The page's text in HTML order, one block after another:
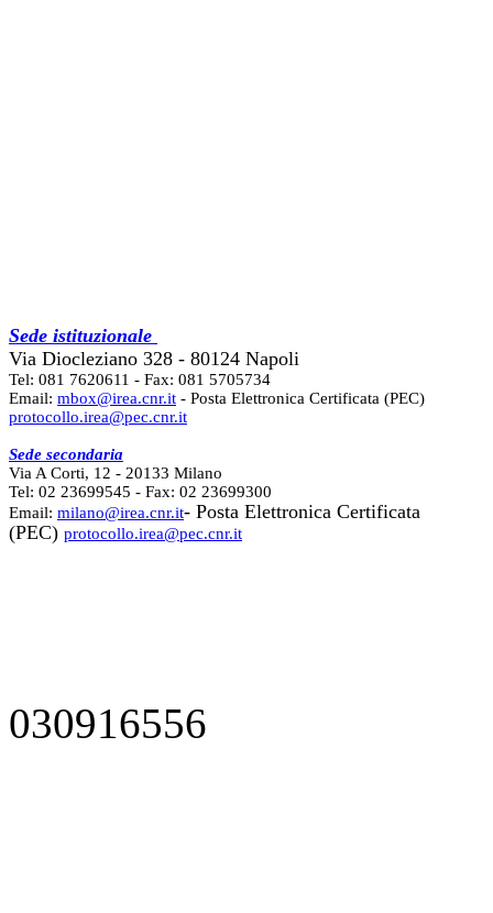
Sede istituzionale
Via Diocleziano 328 - 80124 Napoli
Tel: 081 7620611 - Fax: 081 5705734
Email: mbox@irea.cnr.it - Posta Elettronica Certificata (PEC)
protocollo.irea@pec.cnr.it
Sede secondaria
Via A Corti, 12 - 20133 Milano
Tel: 02 23699545 - Fax: 02 23699300
Email: milano@irea.cnr.it- Posta Elettronica Certificata
(PEC) protocollo.irea@pec.cnr.it
030916556